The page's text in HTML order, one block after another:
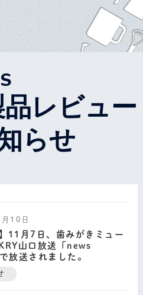
レビュー
らせ
10日
11月7日、歯みがきミュー
山口放送「news
放送されました。